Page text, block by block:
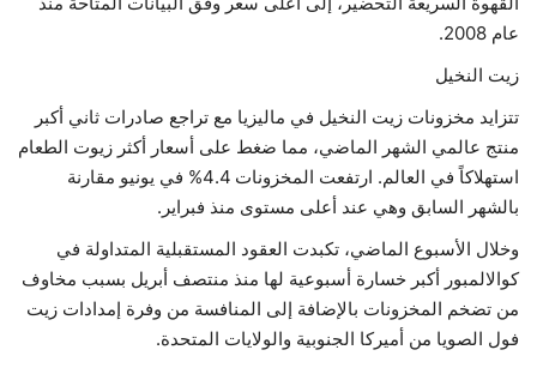
عام 2008.
زيت النخيل
تتزايد مخزونات زيت النخيل في ماليزيا مع تراجع صادرات ثاني أكبر
منتج عالمي الشهر الماضي، مما ضغط على أسعار أكثر زيوت الطعام
استهلاكاً في العالم. ارتفعت المخزونات 4.4% في يونيو مقارنة
بالشهر السابق وهي عند أعلى مستوى منذ فبراير.
وخلال الأسبوع الماضي، تكبدت العقود المستقبلية المتداولة في
كوالالمبور أكبر خسارة أسبوعية لها منذ منتصف أبريل بسبب مخاوف
من تضخم المخزونات بالإضافة إلى المنافسة من وفرة إمدادات زيت
فول الصويا من أميركا الجنوبية والولايات المتحدة.